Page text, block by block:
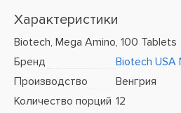
Характеристики
Biotech, Mega Amino, 100 Tablets
Бренд
Biotech USA
Производство
Венгрия
Количество порций 12